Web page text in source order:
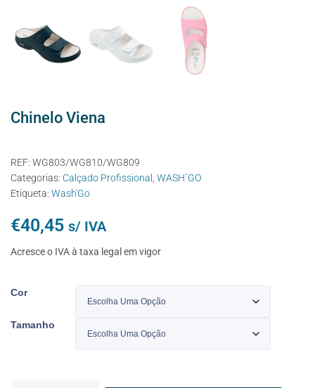
Chinelo Viena
REF: WG803/WG810/WG809
Categorias: Calçado Profissional
WASH´GO
Etiqueta: Wash'Go
€40,45 s/ IVA
Acresce o IVA à taxa legal em vigor
Cor
Tamanho